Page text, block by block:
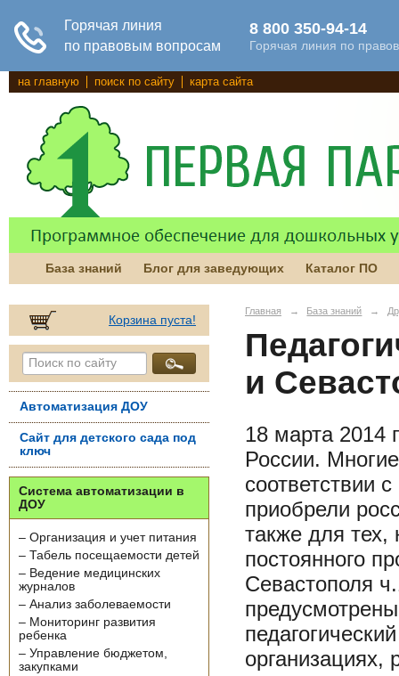
на главную поиск по сайту карта сайта
База знаний Блог для заведующих Каталог ПО
Корзина пуста!
Автоматизация ДОУ
Сайт для детского сада под
ключ
Система автоматизации в
ДОУ
– Организация и учет питания
– Табель посещаемости детей
– Ведение медицинских
журналов
– Анализ заболеваемости
– Мониторинг развития
ребенка
– Управление бюджетом,
закупками
Главная → База знаний →
и
18 марта 2014
России.
соответствии
приобрели
также для тех,
постоянного
Севастополя
организациях,